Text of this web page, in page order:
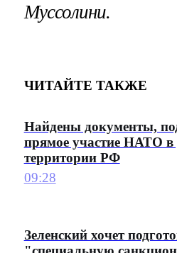
Муссолини.
ЧИТАЙТЕ ТАКЖЕ
Найдены документы,
прямое участие НАТО в
территории РФ
09:28
Зеленский хочет